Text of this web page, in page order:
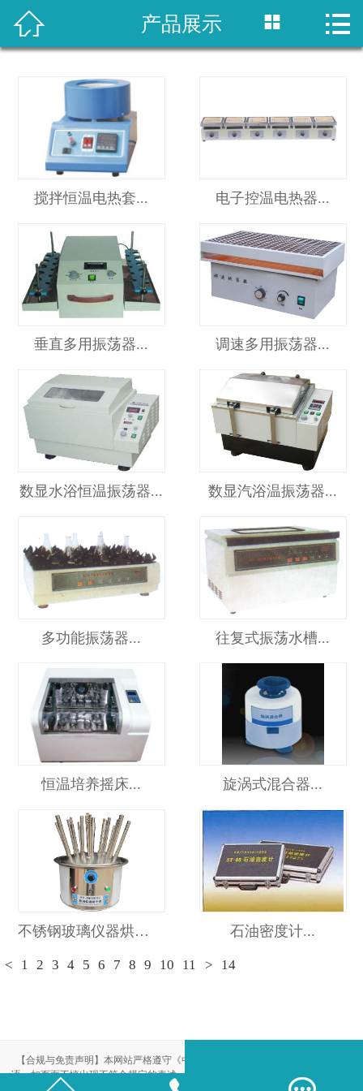
网站首页
新闻资讯
联系我们
 产品展示  
搅拌恒温电热套... 电子控温电热器...
垂直多用振荡器... 调速多用振荡器...
数显水浴恒温振荡器... 数显汽浴温振荡器...
多功能振荡器... 往复式振荡水槽...
恒温培养摇床... 旋涡式混合器...
不锈钢玻璃仪器烘干器... 石油密度计...
< 1 2 3 4 5 6 7 8 9 10 11 > 14
【合规与免责声明】本网站严格遵守《中华人民共和国广告法》，尽力规范用
语。如页面不慎出现不符合规定的表述，敬请联系我们，将立即更正；相关内容